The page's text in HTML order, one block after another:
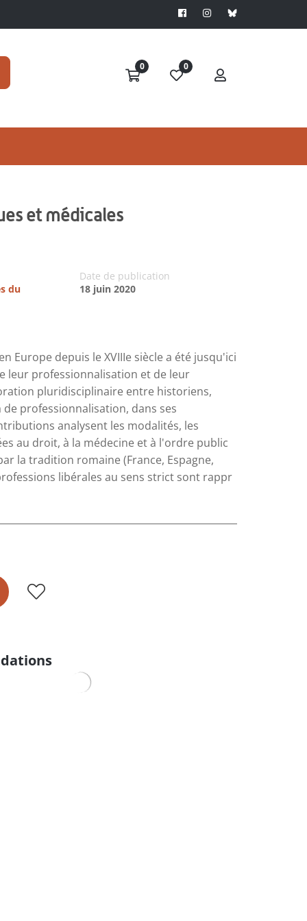
0 0
et médicales
du
Date de publication
18 juin 2020
Europe depuis le XVIIIe siècle a été jusqu'ici
leur professionnalisation et de leur
pluridisciplinaire entre historiens,
professionnalisation, dans ses
analysent les modalités, les
au droit, à la médecine et à l'ordre public
la tradition romaine (France, Espagne,
libérales au sens strict sont rappr